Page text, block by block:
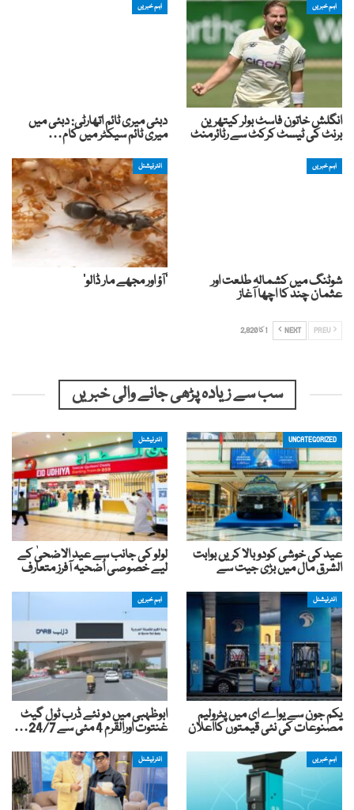
اہم خبریں
انگلش خاتون فاسٹ بولر کیتھرین
برنٹ کی ٹیسٹ کرکٹ سے رٹائرمنٹ
اہم خبریں
دبئی میری ٹائم اتھارٹی: دبئی میں
میری ٹائم سیکٹر میں کام…
اہم خبریں
شوٹنگ میں کشمالہ طلعت اور
عثمان چند کا اچھا آغاز
انٹرنیشنل
‘آؤ اور مجھے مار ڈالو’
NEXT 1 کا 2,820
سب سے زیادہ پڑھی جانے والی خبریں
UNCATEGORIZED
عید کی خوشی کودوبالا کریں بوابت
الشرق مال میں بڑی جیت سے
انٹرنیشنل
لولو کی جانب سے عید الاضحیٰ کے
لیے خصوصی اُضحیہ آفرز متعارف
انٹرنیشنل
یکم جون سے یواے ای میں پٹرولیم
مصنوعات کی نئی قیمتوں کااعلان
اہم خبریں
ابوظہبی میں دو نئے ڈرب ٹول گیٹ
غنتوت اورالقرم 4 مئی سے 24/7…
اہم خبریں انٹرنیشنل